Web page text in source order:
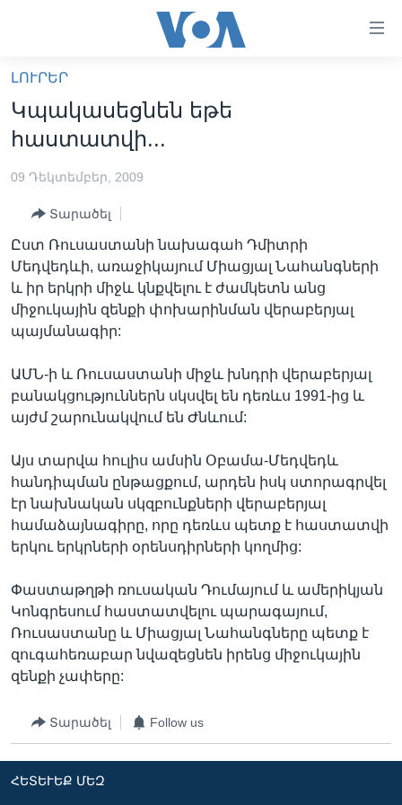
հիմնական
բովանդակությանը
անցնել
բովանդակությանը
բովանդակություն
ԼՈՒՐԵՐ
ՖԻԼՄԵՐ
IN ENGLISH
ՄԵՐ ՄԱՍԻՆ
ՄԵՐ ՄԱՍԻՆ
«ԱՄԵՐԻԿԱՅԻ ՁԱՅՆ»-Ի ԿԱՆՈՆԱԴՐՈՒԹՅՈՒՆ
ՈՒԿՐԱԻՆԱԿԱՆ ՊԱՏԵՐԱԶՄ
Learning English
ՀԵՏԵՒԵՔ ՄԵԶ
Լեզուներ
ԼՈՒՐԵՐ
Կպակասեցնեն եթե
հաստատվի...
09 Դեկտեմբեր, 2009
Տարածել
Ըստ Ռուսաստանի նախագահ Դմիտրի
Մեդվեդևի, առաջիկայում Միացյալ Նահանգների
և իր երկրի միջև կնքվելու է ժամկետն անց
միջուկային զենքի փոխարինման վերաբերյալ
պայմանագիր:
ԱՄՆ-ի և Ռուսաստանի միջև խնդրի վերաբերյալ
բանակցություններն սկսվել են դեռևս 1991-ից և
այժմ շարունակվում են Ժնևում:
Այս տարվա հուլիս ամսին Օբամա-Մեդվեդև
հանդիպման ընթացքում, արդեն իսկ ստորագրվել
էր նախնական սկզբունքների վերաբերյալ
համաձայնագիրը, որը դեռևս պետք է հաստատվի
երկու երկրների օրենսդիրների կողմից:
Փաստաթղթի ռուսական Դումայում և ամերիկյան
Կոնգրեսում հաստատվելու պարագայում,
Ռուսաստանը և Միացյալ Նահանգները պետք է
զուգահեռաբար նվազեցնեն իրենց միջուկային
զենքի չափերը:
Տարածել Follow us
ՀԵՏԵՒԵՔ ՄԵԶ